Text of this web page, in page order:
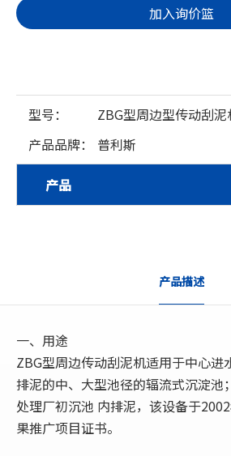
加入询价篮
型号：
ZBG型周边型传动刮泥
产品品牌：
普利斯
产品
产品描述
一、用途
ZBG型周边传动刮泥机适用于中心进
排泥的中、大型池径的辐流式沉淀池
处理厂初沉池 内排泥，该设备于
果推广项目证书。